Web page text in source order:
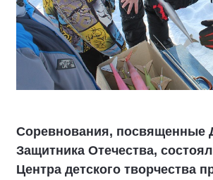
Соревнования, посвященные
Защитника Отечества,
Центра детского творчества